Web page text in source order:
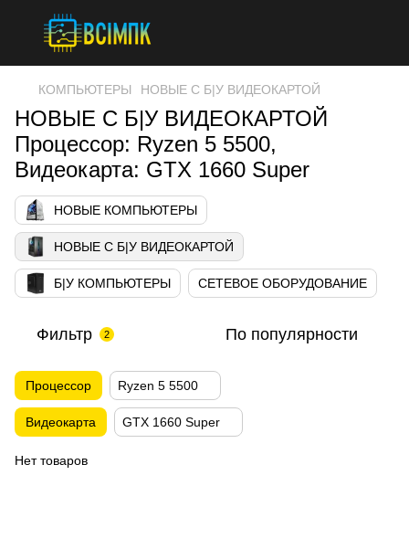
КОМПЬЮТЕРЫ НОВЫЕ С Б|У ВИДЕОКАРТОЙ
НОВЫЕ С Б|У ВИДЕОКАРТОЙ
Процессор: Ryzen 5 5500,
Видеокарта: GTX 1660 Super
НОВЫЕ КОМПЬЮТЕРЫ
НОВЫЕ С Б|У ВИДЕОКАРТОЙ
Б|У КОМПЬЮТЕРЫ СЕТЕВОЕ ОБОРУДОВАНИЕ
Фильтр 2 По популярности
Процессор Ryzen 5 5500
Видеокарта GTX 1660 Super
Нет товаров